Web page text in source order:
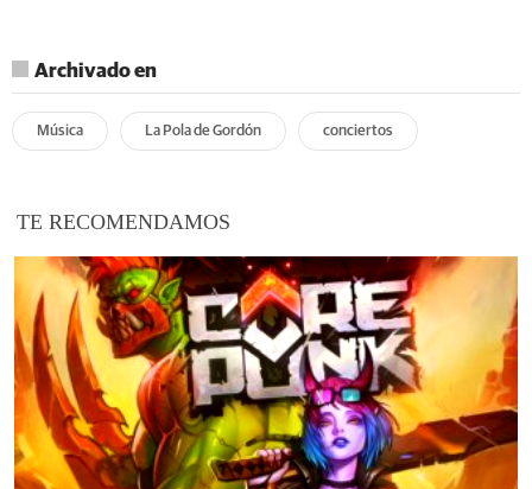
Archivado en
Música La Pola de Gordón conciertos
TE RECOMENDAMOS